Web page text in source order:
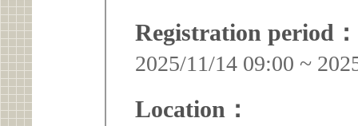
Registration period：
2025/11/14 09:00 ~
Location：